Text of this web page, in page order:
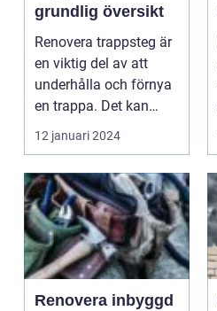
grundlig översikt
Renovera trappsteg är
en viktig del av att
underhålla och förnya
en trappa. Det kan
vara både ett es...
12 januari 2024
Renovera inbyggd